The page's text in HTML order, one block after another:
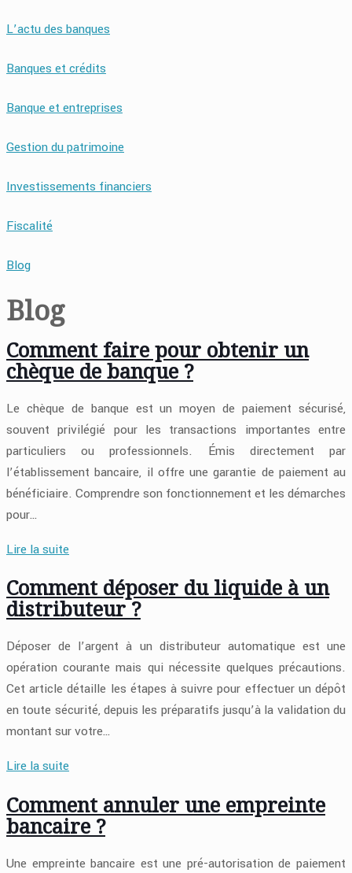
L’actu des banques
Banques et crédits
Banque et entreprises
Gestion du patrimoine
Investissements financiers
Fiscalité
Blog
Blog
Comment faire pour obtenir un
chèque de banque ?
Le chèque de banque est un moyen de paiement sécurisé,
souvent privilégié pour les transactions importantes entre
particuliers ou professionnels. Émis directement par
l’établissement bancaire, il offre une garantie de paiement au
bénéficiaire. Comprendre son fonctionnement et les démarches
pour…
Lire la suite
Comment déposer du liquide à un
distributeur ?
Déposer de l’argent à un distributeur automatique est une
opération courante mais qui nécessite quelques précautions.
Cet article détaille les étapes à suivre pour effectuer un dépôt
en toute sécurité, depuis les préparatifs jusqu’à la validation du
montant sur votre…
Lire la suite
Comment annuler une empreinte
bancaire ?
Une empreinte bancaire est une pré-autorisation de paiement